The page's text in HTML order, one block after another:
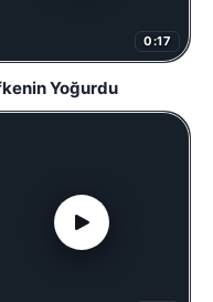
0:17
Yoğurdu